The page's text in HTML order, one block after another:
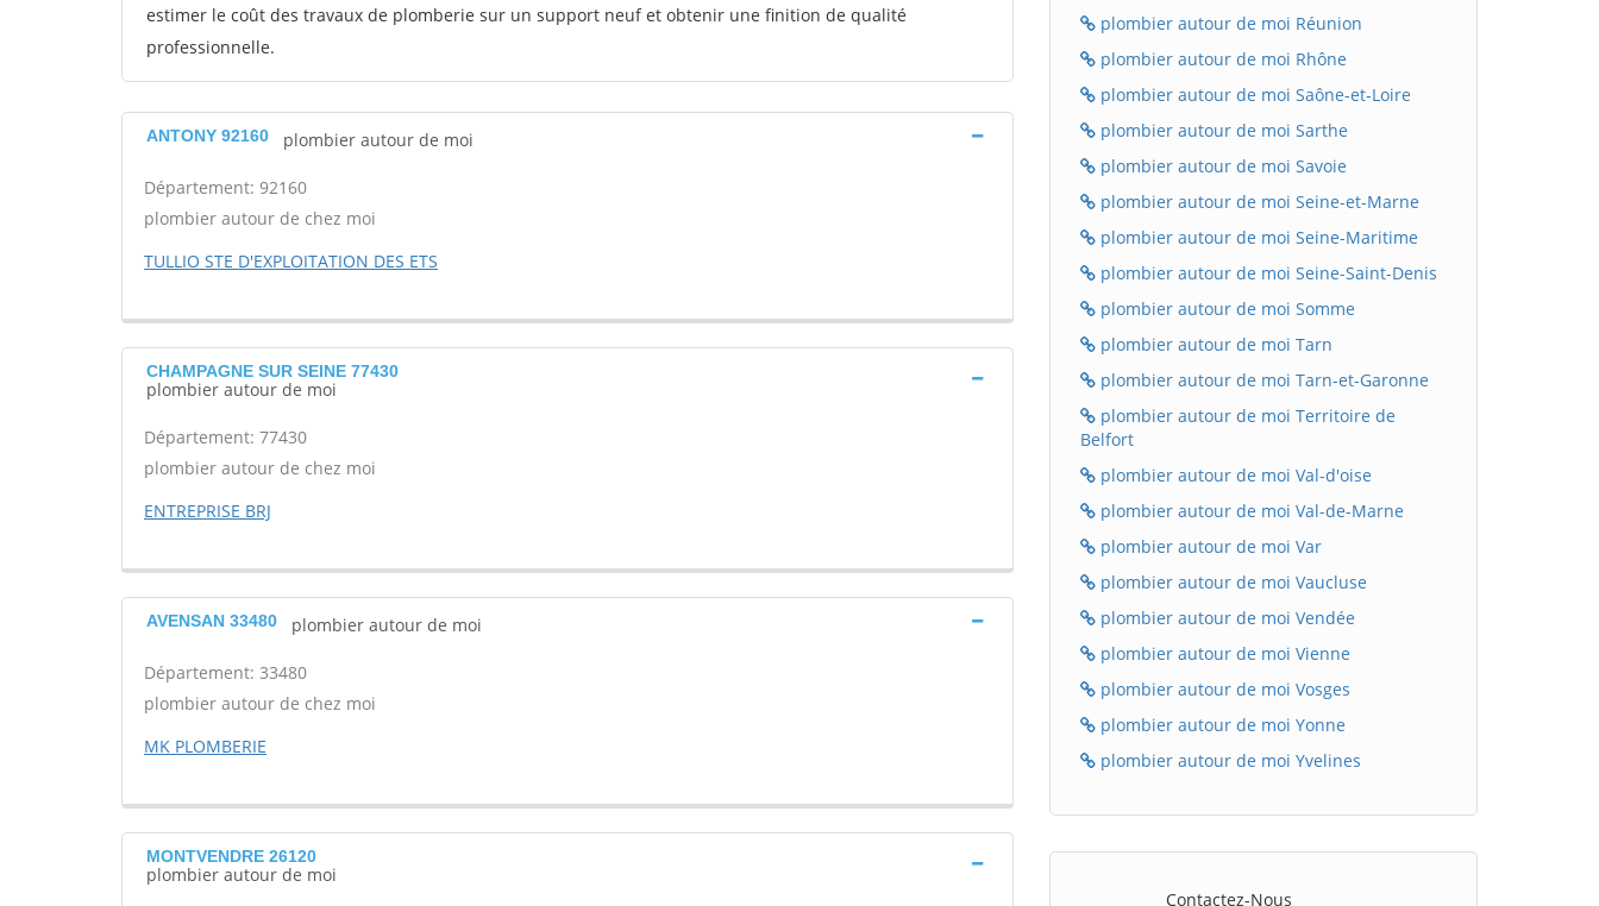
estimer le coût des travaux de plomberie sur un support neuf et obtenir une finition de qualité
professionnelle.
ANTONY 92160 plombier autour de moi
Département: 92160
plombier autour de chez moi
TULLIO STE D'EXPLOITATION DES ETS
CHAMPAGNE SUR SEINE 77430
plombier autour de moi
Département: 77430
plombier autour de chez moi
ENTREPRISE BRJ
AVENSAN 33480 plombier autour de moi
Département: 33480
plombier autour de chez moi
MK PLOMBERIE
MONTVENDRE 26120
plombier autour de moi
plombier autour de moi Réunion
plombier autour de moi Rhône
plombier autour de moi Saône-et-Loire
plombier autour de moi Sarthe
plombier autour de moi Savoie
plombier autour de moi Seine-et-Marne
plombier autour de moi Seine-Maritime
plombier autour de moi Seine-Saint-Denis
plombier autour de moi Somme
plombier autour de moi Tarn
plombier autour de moi Tarn-et-Garonne
plombier autour de moi Territoire de
Belfort
plombier autour de moi Val-d'oise
plombier autour de moi Val-de-Marne
plombier autour de moi Var
plombier autour de moi Vaucluse
plombier autour de moi Vendée
plombier autour de moi Vienne
plombier autour de moi Vosges
plombier autour de moi Yonne
plombier autour de moi Yvelines
Contactez-Nous